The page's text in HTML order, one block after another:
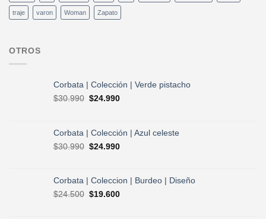
traje varon Woman Zapato
OTROS
Corbata | Colección | Verde pistacho
$30.990 El
era:
$24.990El
es:
$24.990.
Corbata | Colección | Azul celeste
$30.990 El
era:
$30.990.
$24.990El
es:
Corbata | Coleccion | Burdeo | Diseño
$24.500 El
$19.600El